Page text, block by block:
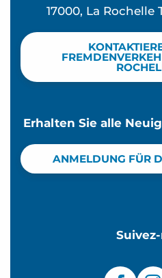
17000, La Rochelle
Erhalten Sie alle
ANMELDUNG FÜR